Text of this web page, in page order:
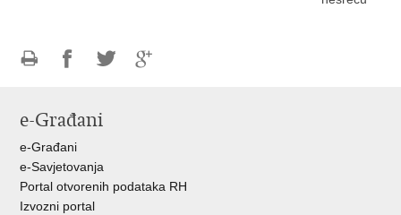
FacebookuTwitteru
e-Građani
e-Građani
e-Savjetovanja
Portal otvorenih podataka RH
Izvozni portal